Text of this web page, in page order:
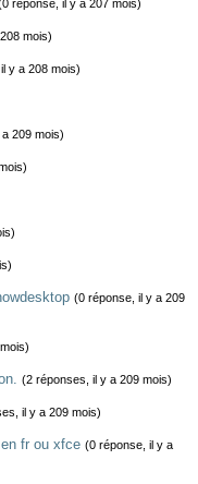
réponse, il y a 207 mois)
mois)
y a 208 mois)
209 mois)
(0 réponse, il y a 209
(2 réponses, il y a 209 mois)
il y a 209 mois)
fr ou xfce (0 réponse, il y a